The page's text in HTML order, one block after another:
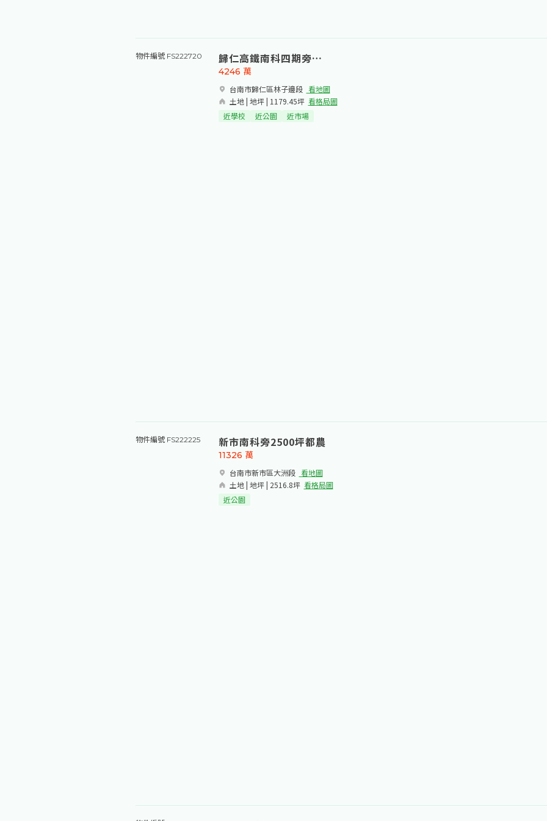
物件編號 FS222720 歸仁高鐵南科四期旁一般農地
台南市歸仁區林子邊段​ 看地圖
土地 | 地坪 | 1179.45坪 看格局圖
4246 萬
近學校 近公園 近市場
物件編號 FS222225 新市南科旁2500坪都農
台南市新市區大洲段​ 看地圖
土地 | 地坪 | 2516.8坪 看格局圖
11326 萬
近公園